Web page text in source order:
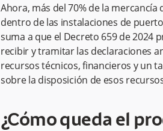
Ahora, más del 70% de la
dentro de las instalaciones de
suma a que el Decreto 659 de 2024
recibir y tramitar las declaraciones
recursos técnicos, financieros y un
sobre la disposición de esos
¿Cómo queda el